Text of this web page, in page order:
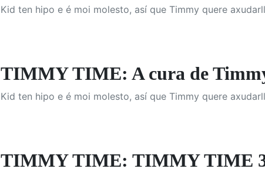
Kid ten hipo e é moi molesto, así que Timmy quere
TIMMY TIME: A cura de
Kid ten hipo e é moi molesto, así que Timmy quere
TIMMY TIME: TIMMY TIME